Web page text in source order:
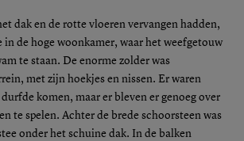
dak en de rotte vloeren vervangen hadden,
in de hoge woonkamer, waar het weefgetouw
te staan. De enorme zolder was
met zijn hoekjes en nissen. Er waren
komen, maar er bleven er genoeg over
te spelen. Achter de brede schoorsteen was
onder het schuine dak. In de balken